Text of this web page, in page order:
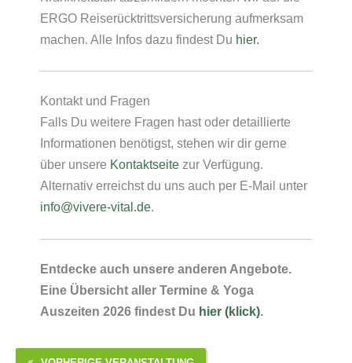
ERGO Reiserücktrittsversicherung aufmerksam
machen. Alle Infos dazu findest Du hier.
Kontakt und Fragen
Falls Du weitere Fragen hast oder detaillierte
Informationen benötigst, stehen wir dir gerne
über unsere Kontaktseite zur Verfügung.
Alternativ erreichst du uns auch per E-Mail unter
info@vivere-vital.de.
Entdecke auch unsere anderen Angebote.
Eine Übersicht aller Termine & Yoga
Auszeiten 2026 findest Du hier (klick).